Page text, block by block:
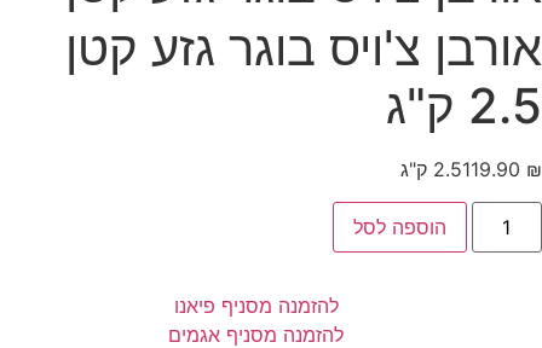
אורבן צ'ויס בוגר גזע קטן
2.5 ק"ג
119.90 ₪ 2.5 ק"ג
הוספה לסל
להזמנה מסניף פיאנו
להזמנה מסניף אגמים